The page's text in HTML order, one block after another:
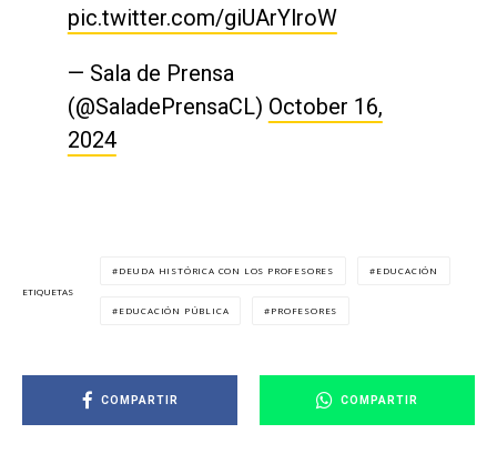
pic.twitter.com/giUArYlroW
— Sala de Prensa
(@SaladePrensaCL) October 16,
2024
ETIQUETAS
DEUDA HISTÓRICA CON LOS PROFESORES EDUCACIÓN
EDUCACIÓN PÚBLICA PROFESORES
COMPARTIR COMPARTIR